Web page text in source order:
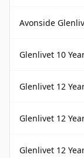
Avonside Glenlivet
Glenlivet 10
Glenlivet 12
Glenlivet 12
Glenlivet 12